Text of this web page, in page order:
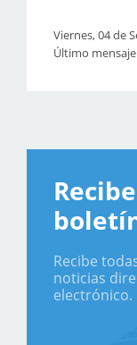
Viernes, 04 de
Último
Recibe
noticias
electrónico.